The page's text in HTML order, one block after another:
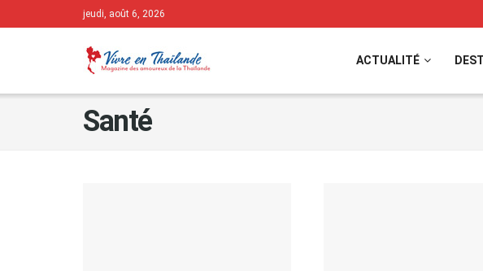
jeudi, août 6, 2026
ACTUALITÉ
Santé